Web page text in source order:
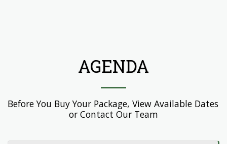
AGENDA
Before You Buy Your Package, View Available Dates
or Contact Our Team